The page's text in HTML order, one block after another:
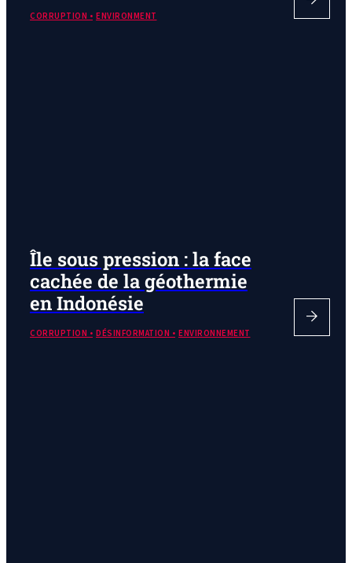
CORRUPTION ENVIRONMENT
CORRUPTION DÉSINFORMATION ENVIRONNEMENT
Île sous pression : la face
cachée de la géothermie
en Indonésie